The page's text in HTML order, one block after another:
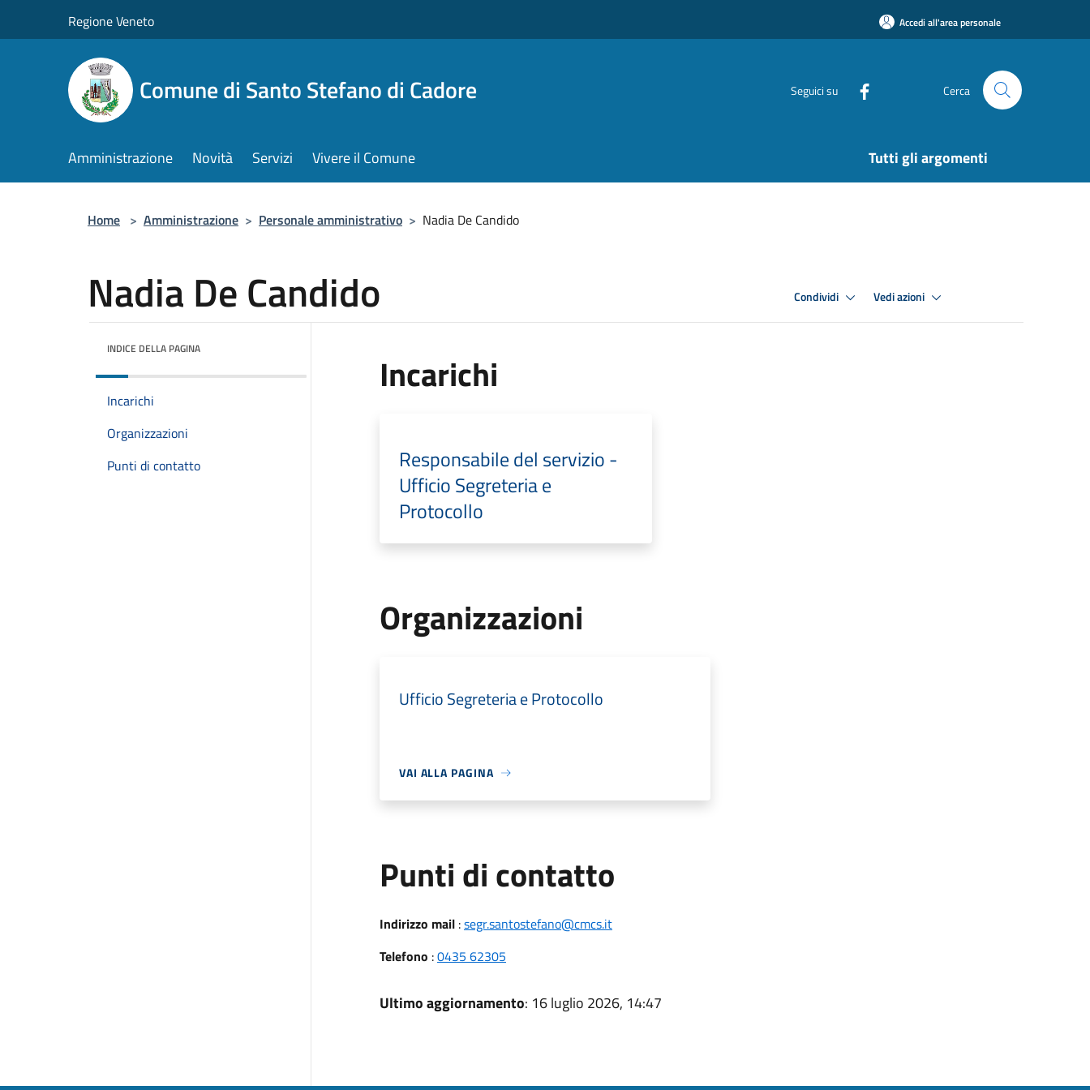
Regione Veneto Accedi all'area personale
Comune di Santo Stefano di Cadore Seguici su Cerca
Amministrazione Novità Servizi Vivere il Comune Tutti gli argomenti
Home > Amministrazione > Personale amministrativo > Nadia De Candido
Nadia De Candido Condividi Vedi azioni
INDICE DELLA PAGINA
Incarichi
Organizzazioni
Punti di contatto
Incarichi
Responsabile del servizio -
Ufficio Segreteria e
Protocollo
Organizzazioni
Ufficio Segreteria e Protocollo
VAI ALLA PAGINA
Punti di contatto
Indirizzo mail:segr.santostefano@cmcs.it
Telefono :0435 62305
Ultimo aggiornamento: 16 luglio 2026, 14:47